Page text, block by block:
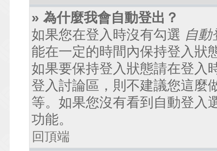
» 為什麼我會自動登出？
如果您在登入時沒有勾選 自動
能在一定的時間內保持登入狀
如果要保持登入狀態請在登入
登入討論區，則不建議您這麼
等。如果您沒有看到自動登入
功能。
回頂端